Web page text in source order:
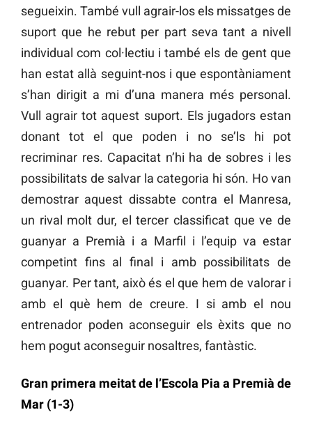
segueixin. També vull agrair-los els missatges de
suport que he rebut per part seva tant a nivell
individual com col·lectiu i també els de gent que
han estat allà seguint-nos i que espontàniament
s’han dirigit a mi d’una manera més personal.
Vull agrair tot aquest suport. Els jugadors estan
donant tot el que poden i no se’ls hi pot
recriminar res. Capacitat n’hi ha de sobres i les
possibilitats de salvar la categoria hi són. Ho van
demostrar aquest dissabte contra el Manresa,
un rival molt dur, el tercer classificat que ve de
guanyar a Premià i a Marfil i l’equip va estar
competint fins al final i amb possibilitats de
guanyar. Per tant, això és el que hem de valorar i
amb el què hem de creure. I si amb el nou
entrenador poden aconseguir els èxits que no
hem pogut aconseguir nosaltres, fantàstic.
Gran primera meitat de l’Escola Pia a Premià de
Mar (1-3)